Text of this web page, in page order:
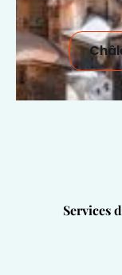
Services